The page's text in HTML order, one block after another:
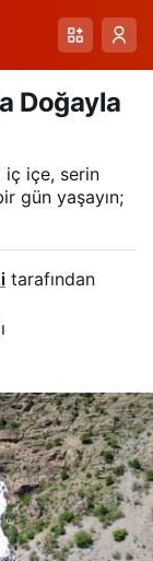
Doğayla
iç içe, serin
gün yaşayın;
tarafından
Paylaş